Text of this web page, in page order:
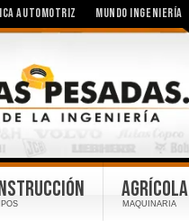
AUTOMOTRIZ MUNDO INGENIERÍA
AGRÍCOLA
MAQUINARIA